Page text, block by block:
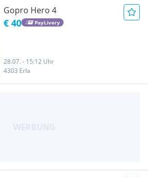
Gopro Hero 4
€ 40 PayLivery
28.07. - 15:12 Uhr
4303 Erla